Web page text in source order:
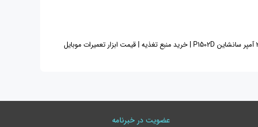
عضویت در خبرنامه